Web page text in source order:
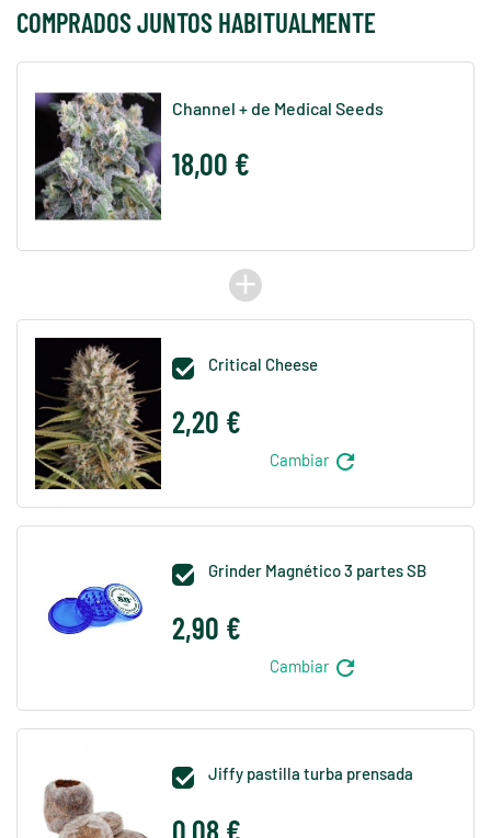
COMPRADOS JUNTOS HABITUALMENTE
Channel + de Medical Seeds
18,00 €
add
 Critical Cheese
2,20 €
Cambiar refresh
 Grinder Magnético 3 partes SB
2,90 €
Cambiar refresh
 Jiffy pastilla turba prensada
0,08 €